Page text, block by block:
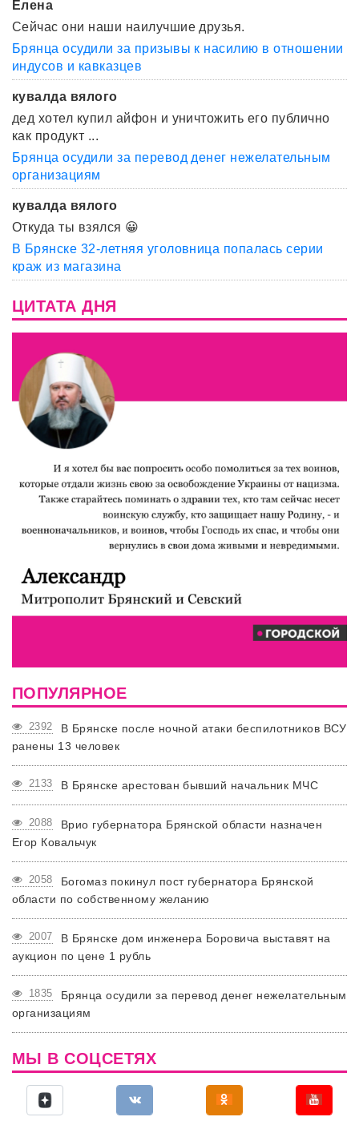
Елена
Сейчас они наши наилучшие друзья.
Брянца осудили за призывы к насилию в отношении
индусов и кавказцев
кувалда вялого
дед хотел купил айфон и уничтожить его публично
как продукт ...
Брянца осудили за перевод денег нежелательным
организациям
кувалда вялого
Откуда ты взялся 😀
В Брянске 32-летняя уголовница попалась серии
краж из магазина
ЦИТАТА ДНЯ
ПОПУЛЯРНОЕ
2392
В Брянске после ночной атаки беспилотников ВСУ
ранены 13 человек
2133 В Брянске арестован бывший начальник МЧС
2088
Врио губернатора Брянской области назначен
Егор Ковальчук
2058
Богомаз покинул пост губернатора Брянской
области по собственному желанию
2007
В Брянске дом инженера Боровича выставят на
аукцион по цене 1 рубль
1835
Брянца осудили за перевод денег нежелательным
организациям
МЫ В СОЦСЕТЯХ